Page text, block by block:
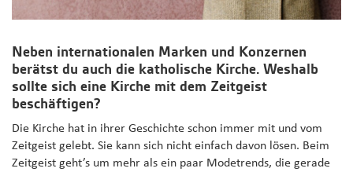
Neben internationalen Marken und Konzernen
berätst du auch die katholische Kirche. Weshalb
sollte sich eine Kirche mit dem Zeitgeist
beschäftigen?
Die Kirche hat in ihrer Geschichte schon immer mit und vom
Zeitgeist gelebt. Sie kann sich nicht einfach davon lösen. Beim
Zeitgeist geht’s um mehr als ein paar Modetrends, die gerade